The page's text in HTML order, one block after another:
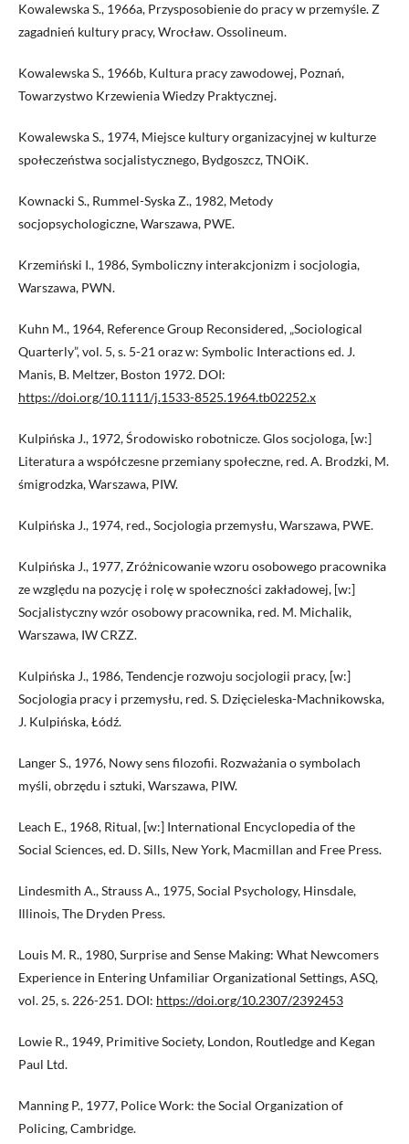
Kowalewska S., 1966a, Przysposobienie do pracy w przemyśle. Z
zagadnień kultury pracy, Wrocław. Ossolineum.
Kowalewska S., 1966b, Kultura pracy zawodowej, Poznań,
Towarzystwo Krzewienia Wiedzy Praktycznej.
Kowalewska S., 1974, Miejsce kultury organizacyjnej w kulturze
społeczeństwa socjalistycznego, Bydgoszcz, TNOiK.
Kownacki S., Rummel-Syska Z., 1982, Metody
socjopsychologiczne, Warszawa, PWE.
Krzemiński I., 1986, Symboliczny interakcjonizm i socjologia,
Warszawa, PWN.
Kuhn M., 1964, Reference Group Reconsidered, „Sociological
Quarterly”, vol. 5, s. 5-21 oraz w: Symbolic Interactions ed. J.
Manis, B. Meltzer, Boston 1972. DOI:
https://doi.org/10.1111/j.1533-8525.1964.tb02252.x
Kulpińska J., 1972, Środowisko robotnicze. Glos socjologa, [w:]
Literatura a współczesne przemiany społeczne, red. A. Brodzki, M.
śmigrodzka, Warszawa, PIW.
Kulpińska J., 1974, red., Socjologia przemysłu, Warszawa, PWE.
Kulpińska J., 1977, Zróżnicowanie wzoru osobowego pracownika
ze względu na pozycję i rolę w społeczności zakładowej, [w:]
Socjalistyczny wzór osobowy pracownika, red. M. Michalik,
Warszawa, IW CRZZ.
Kulpińska J., 1986, Tendencje rozwoju socjologii pracy, [w:]
Socjologia pracy i przemysłu, red. S. Dzięcieleska-Machnikowska,
J. Kulpińska, Łódź.
Langer S., 1976, Nowy sens filozofii. Rozważania o symbolach
myśli, obrzędu i sztuki, Warszawa, PIW.
Leach E., 1968, Ritual, [w:] International Encyclopedia of the
Social Sciences, ed. D. Sills, New York, Macmillan and Free Press.
Lindesmith A., Strauss A., 1975, Social Psychology, Hinsdale,
Illinois, The Dryden Press.
Louis M. R., 1980, Surprise and Sense Making: What Newcomers
Experience in Entering Unfamiliar Organizational Settings, ASQ,
vol. 25, s. 226-251. DOI: https://doi.org/10.2307/2392453
Lowie R., 1949, Primitive Society, London, Routledge and Kegan
Paul Ltd.
Manning P., 1977, Police Work: the Social Organization of
Policing, Cambridge.